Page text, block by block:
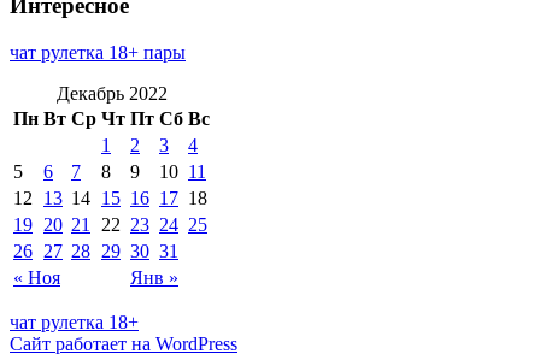
Интересное
чат рулетка 18+ пары
Декабрь 2022
Пн Вт Ср Чт Пт Сб Вс
« Ноя Янв »
1 2 3
4
5
6 7 8 9 10 11
12
13 14 15 16 17 18
19 20 21 22 23 24 25
26 27 28 29 30 31
чат рулетка 18+
Сайт работает на WordPress